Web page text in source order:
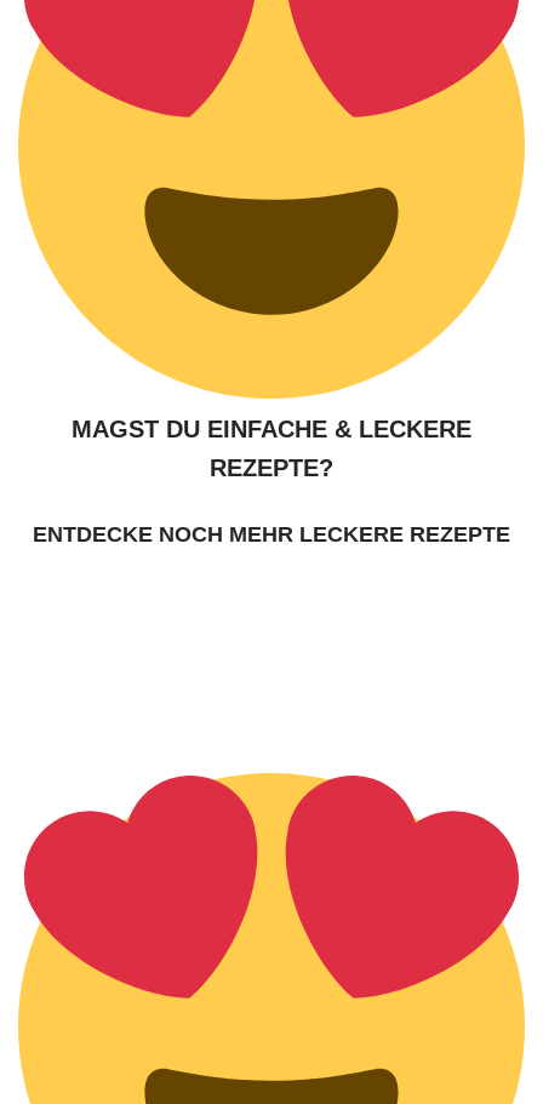
MAGST DU EINFACHE & LECKERE
REZEPTE?
ENTDECKE NOCH MEHR LECKERE REZEPTE